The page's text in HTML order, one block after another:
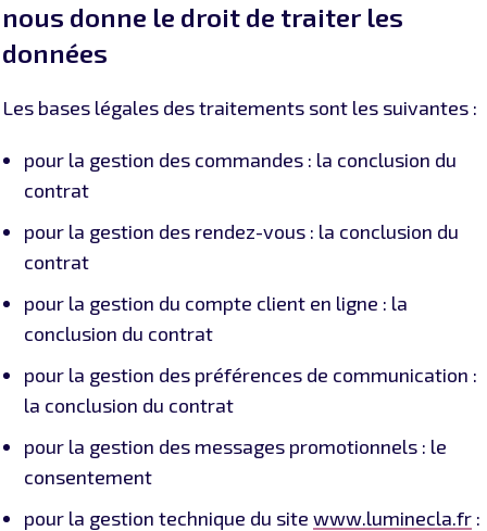
nous donne le droit de traiter les
données
Les bases légales des traitements sont les suivantes :
pour la gestion des commandes : la conclusion du
contrat
pour la gestion des rendez-vous : la conclusion du
contrat
pour la gestion du compte client en ligne : la
conclusion du contrat
pour la gestion des préférences de communication :
la conclusion du contrat
pour la gestion des messages promotionnels : le
consentement
pour la gestion technique du site www.luminecla.fr :